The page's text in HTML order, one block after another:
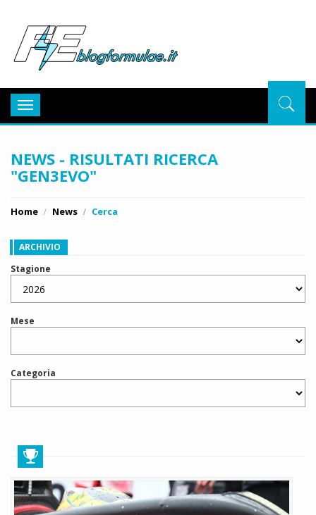
Toggle
navigation
NEWS - RISULTATI RICERCA
"GEN3EVO"
Home News Cerca
ARCHIVIO
Stagione
Mese
Categoria